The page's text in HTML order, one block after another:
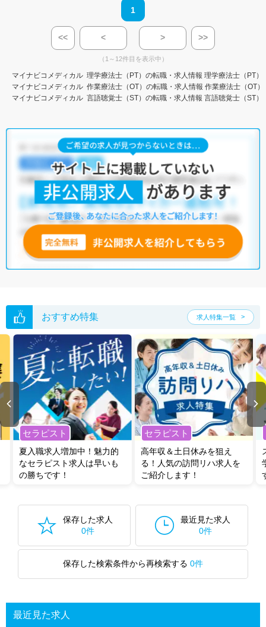
1
<< < > >>
（1～12件目を表示中）
マイナビコメディカル 理学療法士（PT）の転職・求人情報 理学療法士（PT）
マイナビコメディカル 作業療法士（OT）の転職・求人情報 作業療法士（OT
マイナビコメディカル 言語聴覚士（ST）の転職・求人情報 言語聴覚士（ST）
おすすめ特集 求人特集一覧
セラピスト
夏入職求人増加中！魅力的
なセラピスト求人は早いも
の勝ちです！
セラピスト
高年収＆土日休みを狙え
る！人気の訪問リハ求人を
ご紹介します！
保存した求人
0件
最近見た求人
0件
保存した検索条件から再検索する 0件
最近見た求人